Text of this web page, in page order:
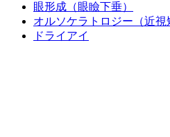
眼形成（眼瞼下垂）
オルソケラトロジー（近視
ドライアイ